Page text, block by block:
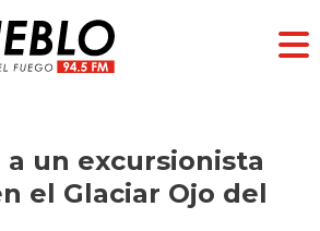
a un excursionista
el Glaciar Ojo del